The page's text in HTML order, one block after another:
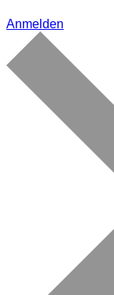
Anmelden